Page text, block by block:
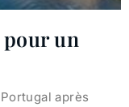
un
après